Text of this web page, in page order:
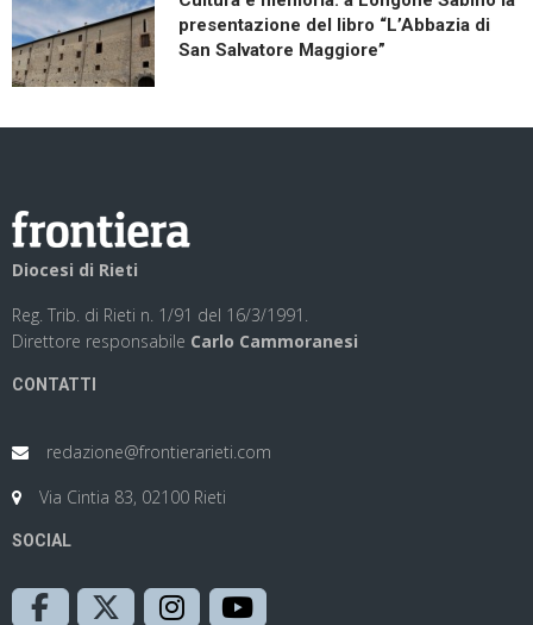
presentazione del libro “L’Abbazia di
San Salvatore Maggiore”
Diocesi di Rieti
Reg. Trib. di Rieti n. 1/91 del 16/3/1991.
Direttore responsabile Carlo Cammoranesi
CONTATTI
redazione@frontierarieti.com
Via Cintia 83, 02100 Rieti
SOCIAL